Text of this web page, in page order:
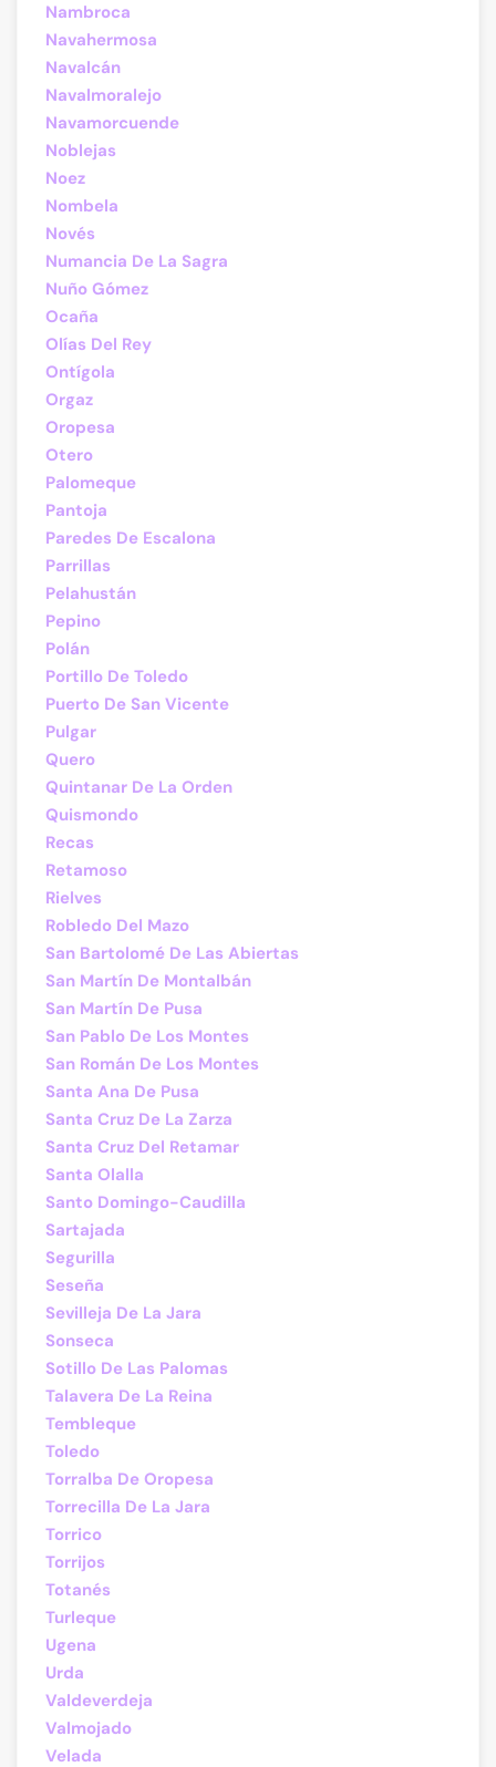
Nambroca
Navahermosa
Navalcán
Navalmoralejo
Navamorcuende
Noblejas
Noez
Nombela
Novés
Numancia De La Sagra
Nuño Gómez
Ocaña
Olías Del Rey
Ontígola
Orgaz
Oropesa
Otero
Palomeque
Pantoja
Paredes De Escalona
Parrillas
Pelahustán
Pepino
Polán
Portillo De Toledo
Puerto De San Vicente
Pulgar
Quero
Quintanar De La Orden
Quismondo
Recas
Retamoso
Rielves
Robledo Del Mazo
San Bartolomé De Las Abiertas
San Martín De Montalbán
San Martín De Pusa
San Pablo De Los Montes
San Román De Los Montes
Santa Ana De Pusa
Santa Cruz De La Zarza
Santa Cruz Del Retamar
Santa Olalla
Santo Domingo-Caudilla
Sartajada
Segurilla
Seseña
Sevilleja De La Jara
Sonseca
Sotillo De Las Palomas
Talavera De La Reina
Tembleque
Toledo
Torralba De Oropesa
Torrecilla De La Jara
Torrico
Torrijos
Totanés
Turleque
Ugena
Urda
Valdeverdeja
Valmojado
Velada